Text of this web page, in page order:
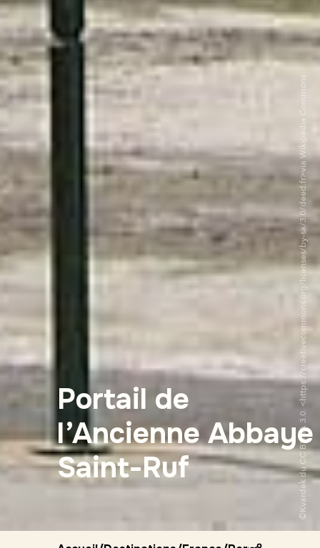
Portail de
l’Ancienne Abbaye
Saint-Ruf
©Kvardek du CC BY-SA 3.0. <https://creativecommons.org/licenses/by-sa/3.0/deed.fr>via Wikipedia Commons